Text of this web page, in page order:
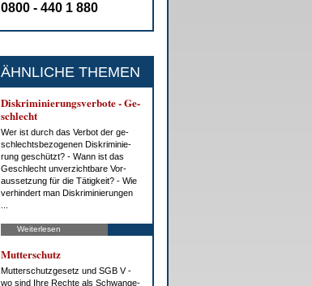
0800 - 440 1 880
ÄHNLICHE THEMEN
Dis­kri­mi­nie­rungs­ver­bo­te - Ge­
schlecht
Wer ist durch das Ver­bot der ge­
schlechts­be­zo­ge­nen Dis­kri­mi­nie­
rung ge­schützt? - Wann ist das
Ge­schlecht un­ver­zicht­ba­re Vor­
aus­set­zung für die Tä­tig­keit? - Wie
ver­hin­dert man Dis­kri­mi­nie­run­gen
Weiterlesen
Mut­ter­schutz
Mut­ter­schutz­ge­setz und SGB V -
wo sind Ih­re Rech­te als Schwan­ge­